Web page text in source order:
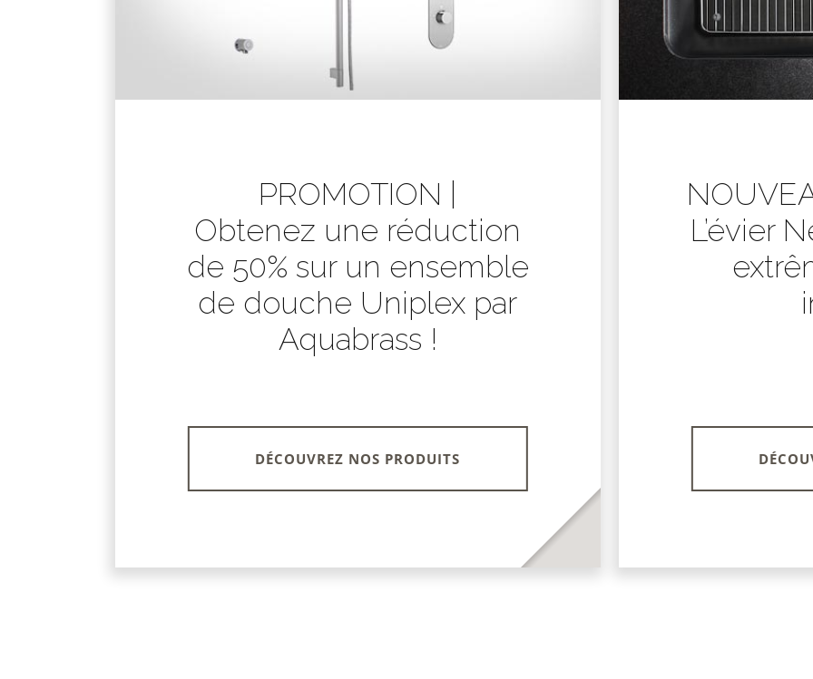
PROMOTION |
Obtenez une réduction
de 50% sur un ensemble
de douche Uniplex par
Aquabrass !
DÉCOUVREZ NOS PRODUITS
L’évier